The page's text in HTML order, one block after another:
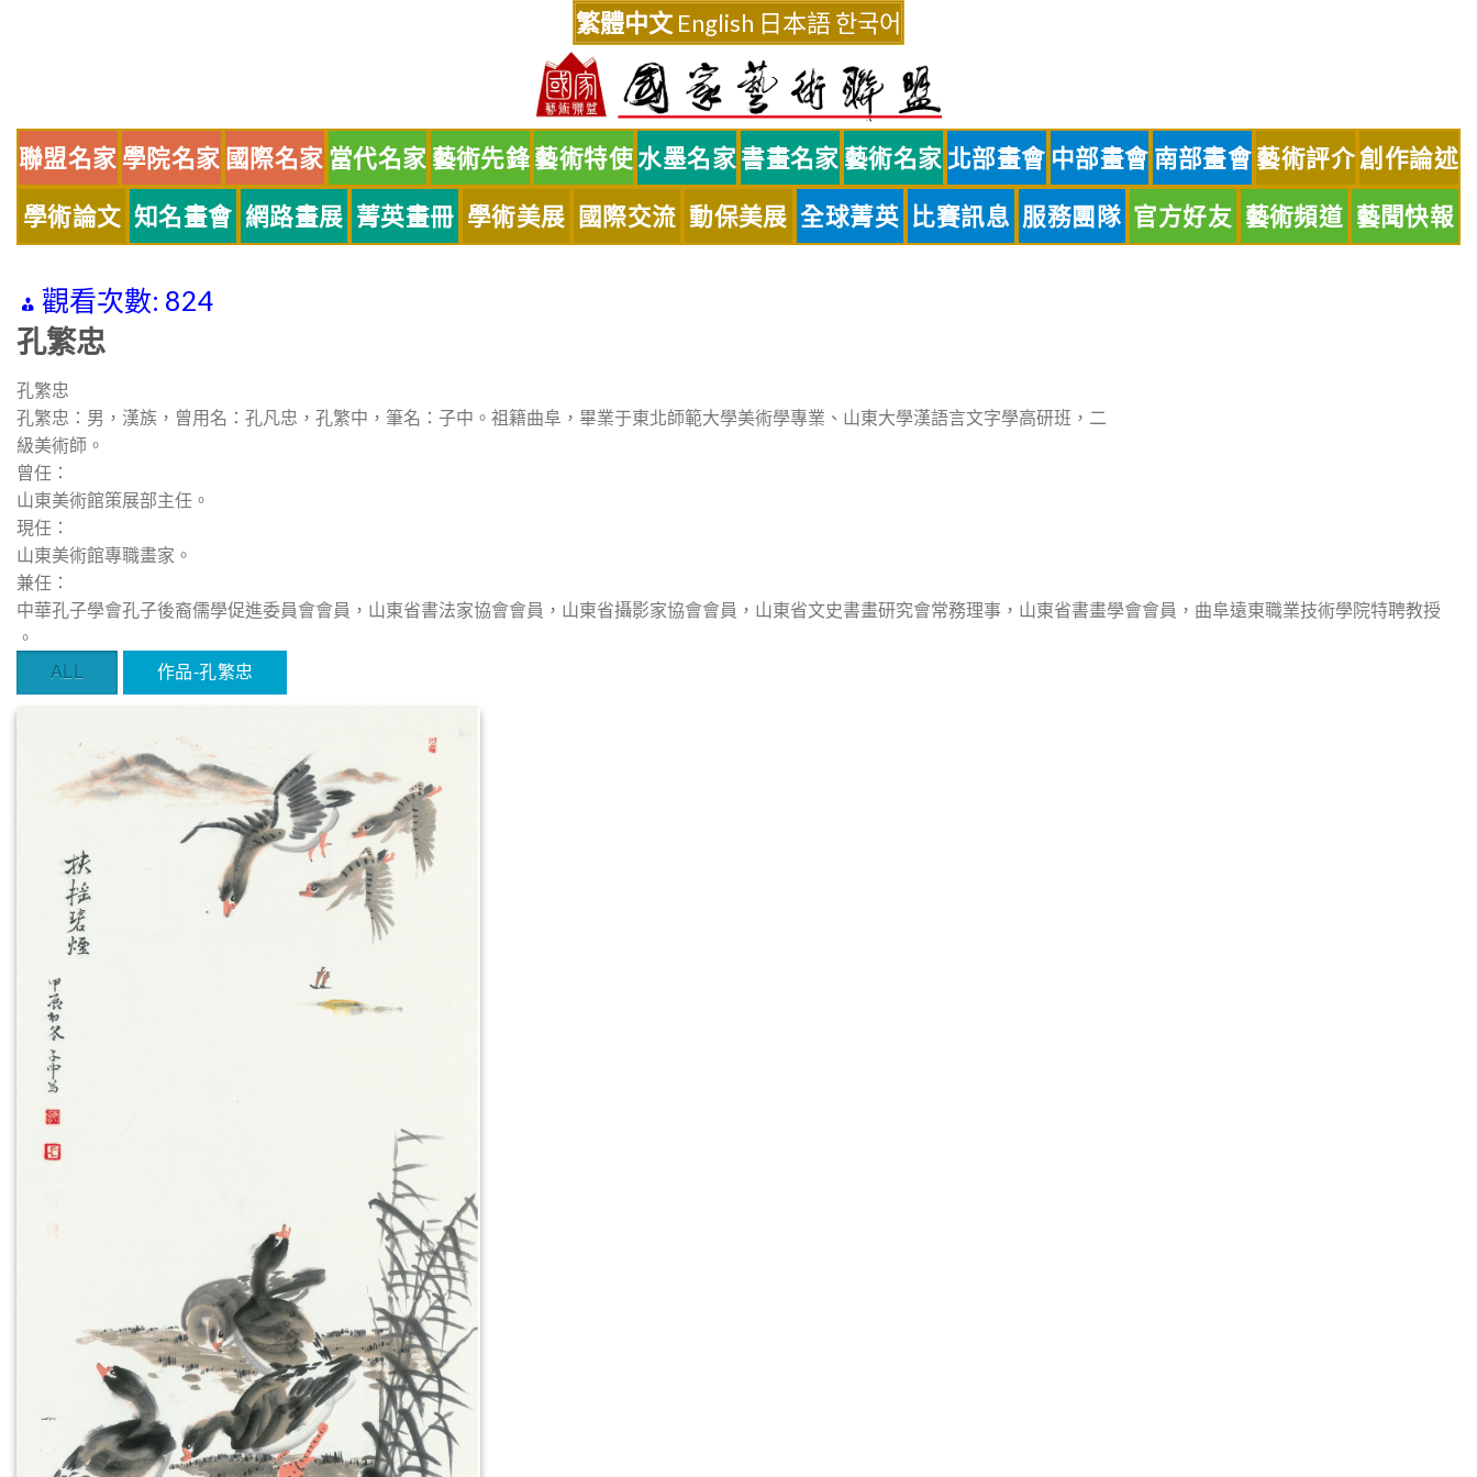
繁體中文 English 日本語한국어
聯盟名家 學院名家 國際名家 當代名家 藝術先鋒藝術特使水墨名家 書畫名家 藝術名家 北部畫會 中部畫會 南部畫會藝術評介創作論述
學術論文 知名畫會 網路畫展 菁英畫冊 學術美展 國際交流 動保美展 全球菁英 比賽訊息 服務團隊 官方好友 藝術頻道 藝聞快報
觀看次數: 824
孔繁忠
孔繁忠
孔繁忠：男，漢族，曾用名：孔凡忠，孔繁中，筆名：子中。祖籍曲阜，畢業于東北師範大學美術學專業、山東大學漢語言文字學高研班，二
級美術師。
曾任：
山東美術館策展部主任。
現任：
山東美術館專職畫家。
兼任：
中華孔子學會孔子後裔儒學促進委員會會員，山東省書法家協會會員，山東省攝影家協會會員，山東省文史書畫研究會常務理事，山東省書畫學會會員，曲阜遠東職業技術學院特聘教授
。
ALL 作品-孔繁忠